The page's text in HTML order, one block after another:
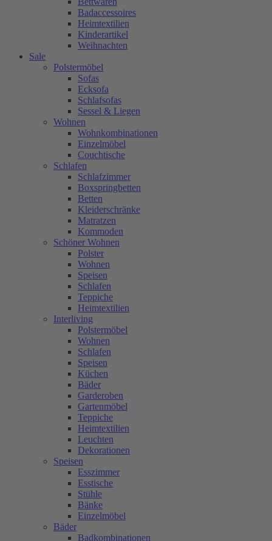
Badaccessoires
Heimtextilien
Kinderartikel
Weihnachten
Sale
Polstermöbel
Sofas
Ecksofa
Schlafsofas
Sessel & Liegen
Wohnen
Wohnkombinationen
Einzelmöbel
Couchtische
Schlafen
Schlafzimmer
Boxspringbetten
Betten
Kleiderschränke
Matratzen
Kommoden
Schöner Wohnen
Polster
Wohnen
Speisen
Schlafen
Teppiche
Heimtextilien
Interliving
Polstermöbel
Wohnen
Schlafen
Speisen
Küchen
Bäder
Garderoben
Gartenmöbel
Teppiche
Heimtextilien
Leuchten
Dekorationen
Speisen
Esszimmer
Esstische
Stühle
Bänke
Einzelmöbel
Bäder
Badkombinationen